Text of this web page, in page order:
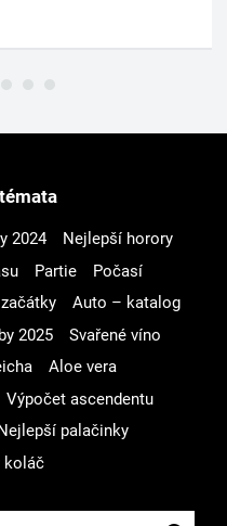
2024
Nejlepší horory
Partie
Počasí
Auto – katalog
2025
Svařené víno
Aloe vera
Výpočet ascendentu
palačinky
koláč